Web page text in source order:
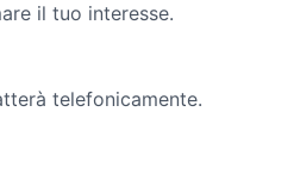
il tuo interesse.
telefonicamente.